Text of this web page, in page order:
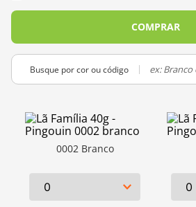
COMPRAR
Busque por cor ou código
0002 Branco